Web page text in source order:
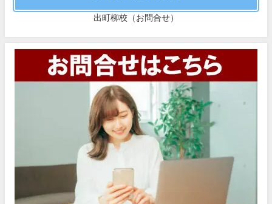
出町柳校（お問合せ）